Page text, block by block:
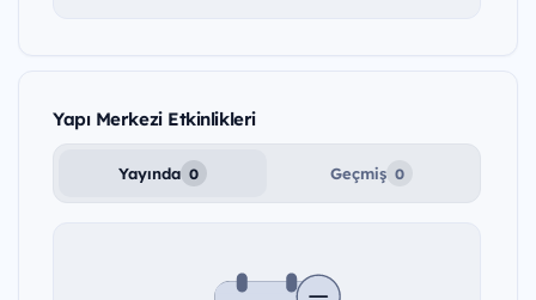
Yapı Merkezi Etkinlikleri
Yayında 0 Geçmiş 0